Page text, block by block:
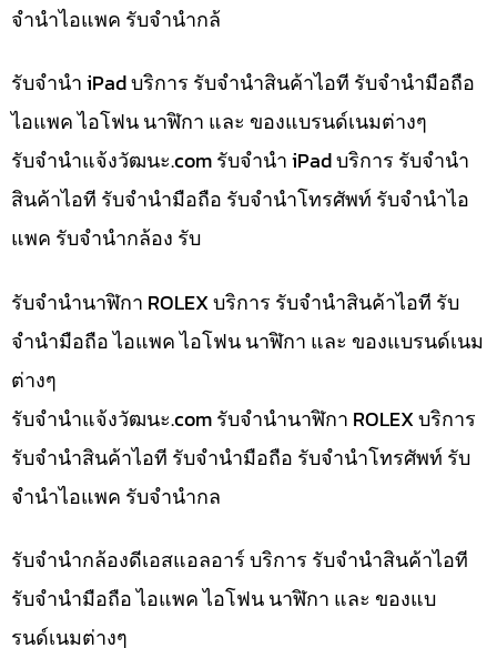
จำนำไอแพค รับจำนำกล้
รับจำนำ iPad บริการ รับจำนำสินค้าไอที รับจำนำมือถือ
ไอแพค ไอโฟน นาฬิกา และ ของแบรนด์เนมต่างๆ
รับจํานําแจ้งวัฒนะ.com รับจำนำ iPad บริการ รับจำนำ
สินค้าไอที รับจำนำมือถือ รับจำนำโทรศัพท์ รับจำนำไอ
แพค รับจำนำกล้อง รับ
รับจำนำนาฬิกา ROLEX บริการ รับจำนำสินค้าไอที รับ
จำนำมือถือ ไอแพค ไอโฟน นาฬิกา และ ของแบรนด์เนม
ต่างๆ
รับจํานําแจ้งวัฒนะ.com รับจำนำนาฬิกา ROLEX บริการ
รับจำนำสินค้าไอที รับจำนำมือถือ รับจำนำโทรศัพท์ รับ
จำนำไอแพค รับจำนำกล
รับจำนำกล้องดีเอสแอลอาร์ บริการ รับจำนำสินค้าไอที
รับจำนำมือถือ ไอแพค ไอโฟน นาฬิกา และ ของแบ
รนด์เนมต่างๆ